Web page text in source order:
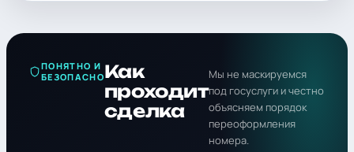
ПОНЯТНО И
БЕЗОПАСНОКак
проходит
сделка
Мы не маскируемся
под госуслуги и честно
объясняем порядок
переоформления
номера.